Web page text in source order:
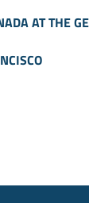
AT THE